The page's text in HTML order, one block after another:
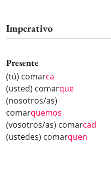
Imperativo
Presente
(tú) comarca
(usted) comarque
(nosotros/as)
comarquemos
(vosotros/as) comarcad
(ustedes) comarquen